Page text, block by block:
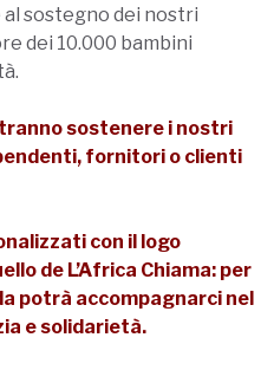
sostegno dei nostri
dei 10.000 bambini
sostenere i nostri
fornitori o clienti
con il logo
de L’Africa Chiama: per
potrà accompagnarci nel
e solidarietà.